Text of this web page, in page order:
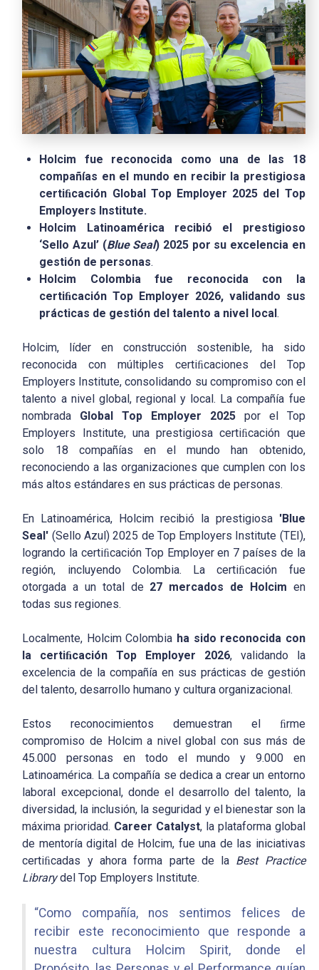
Holcim fue reconocida como una de las 18
compañías en el mundo en recibir la prestigiosa
certiﬁcación Global Top Employer 2025 del Top
Employers Institute.
Holcim Latinoamérica recibió el prestigioso
‘Sello Azul’ (Blue Seal) 2025 por su excelencia en
gestión de personas.
Holcim
Colombia
fue reconocida con la
certiﬁcación Top Employer 2026, validando sus
prácticas de gestión del talento a nivel local.
Holcim, líder en construcción sostenible, ha sido
reconocida con múltiples certiﬁcaciones del Top
Employers Institute, consolidando su compromiso con el
talento a nivel global, regional y local. La compañía fue
nombrada Global Top Employer 2025
por el Top
Employers Institute, una prestigiosa certiﬁcación que
solo 18 compañías en el mundo han obtenido,
reconociendo a las organizaciones que cumplen con los
más altos estándares en sus prácticas de personas.
En Latinoamérica, Holcim recibió la prestigiosa 'Blue
Seal' (Sello Azul) 2025 de Top Employers Institute (TEI),
logrando la certiﬁcación Top Employer en 7 países de la
región, incluyendo Colombia. La certiﬁcación fue
otorgada a un total de 27 mercados de Holcim en
todas sus regiones.
Localmente, Holcim Colombia ha sido reconocida con
la certiﬁcación Top Employer 2026, validando la
excelencia de la compañía en sus prácticas de gestión
del talento, desarrollo humano y cultura organizacional.
Estos reconocimientos demuestran el ﬁrme
compromiso de Holcim a nivel global con sus más de
45.000 personas en todo el mundo y 9.000 en
Latinoamérica. La compañía se dedica a crear un entorno
laboral excepcional, donde el desarrollo del talento, la
diversidad, la inclusión, la seguridad y el bienestar son la
máxima prioridad. Career Catalyst, la plataforma global
de mentoría digital de Holcim, fue una de las iniciativas
certiﬁcadas y ahora forma parte de la Best Practice
Librarydel Top Employers Institute.
“Como compañía, nos sentimos felices de
recibir este reconocimiento que responde a
nuestra cultura Holcim Spirit, donde el